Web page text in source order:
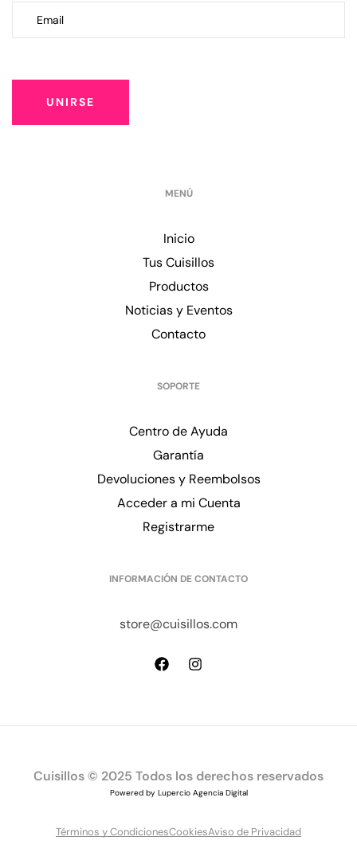
UNIRSE
MENÚ
Inicio
Tus Cuisillos
Productos
Noticias y Eventos
Contacto
SOPORTE
Centro de Ayuda
Garantía
Devoluciones y Reembolsos
Acceder a mi Cuenta
Registrarme
INFORMACIÓN DE CONTACTO
store@cuisillos.com
Cuisillos © 2025 Todos los derechos reservados
Powered by Lupercio Agencia Digital
Términos y CondicionesCookiesAviso de Privacidad